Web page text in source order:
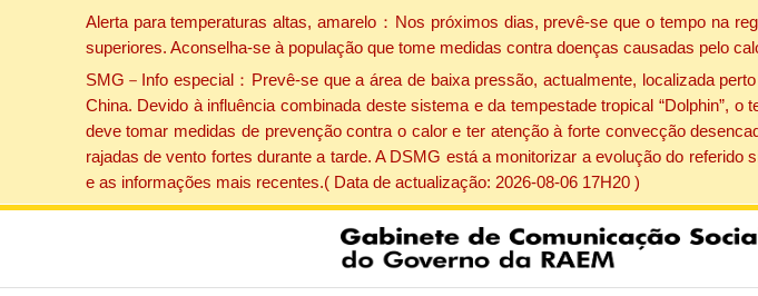
Alerta para temperaturas altas, amarelo：Nos próximos dias, prevê-se que o tempo na
superiores. Aconselha-se à população que tome medidas contra doenças causadas pelo
SMG－Info especial：Prevê-se que a área de baixa pressão, actualmente, localizada
China. Devido à influência combinada deste sistema e da tempestade tropical “Dolphin”,
deve tomar medidas de prevenção contra o calor e ter atenção à forte convecção
rajadas de vento fortes durante a tarde. A DSMG está a monitorizar a evolução do
e as informações mais recentes.( Data de actualização: 2026-08-06 17H20 )